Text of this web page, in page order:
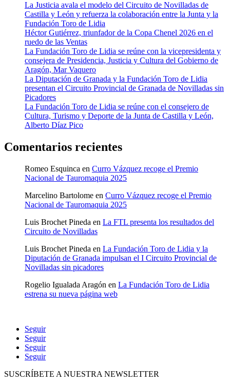
La Justicia avala el modelo del Circuito de Novilladas de
Castilla y León y refuerza la colaboración entre la Junta y la
Fundación Toro de Lidia
Héctor Gutiérrez, triunfador de la Copa Chenel 2026 en el
ruedo de las Ventas
La Fundación Toro de Lidia se reúne con la vicepresidenta y
consejera de Presidencia, Justicia y Cultura del Gobierno de
Aragón, Mar Vaquero
La Diputación de Granada y la Fundación Toro de Lidia
presentan el Circuito Provincial de Granada de Novilladas sin
Picadores
La Fundación Toro de Lidia se reúne con el consejero de
Cultura, Turismo y Deporte de la Junta de Castilla y León,
Alberto Díaz Pico
Comentarios recientes
Romeo Esquinca en Curro Vázquez recoge el Premio
Nacional de Tauromaquia 2025
Marcelino Bartolome en Curro Vázquez recoge el Premio
Nacional de Tauromaquia 2025
Luis Brochet Pineda en La FTL presenta los resultados del
Circuito de Novilladas
Luis Brochet Pineda en La Fundación Toro de Lidia y la
Diputación de Granada impulsan el I Circuito Provincial de
Novilladas sin picadores
Rogelio Igualada Aragón en La Fundación Toro de Lidia
estrena su nueva página web
Seguir
Seguir
Seguir
Seguir
SUSCRÍBETE A NUESTRA NEWSLETTER